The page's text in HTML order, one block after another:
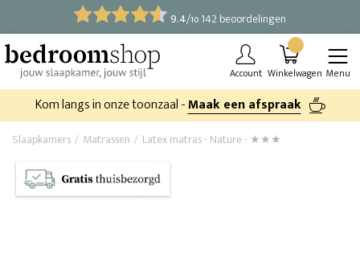
9.4/10 142 beoordelingen
Account Winkelwagen Menu
Kom langs in onze toonzaal -Maak een afspraak
Slaapkamers Matrassen Latex matras - Nature - ★★★